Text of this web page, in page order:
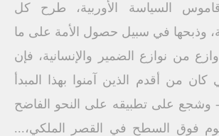
السياسة الأوربية، طرح كل
وذبحها في سبيل حصول الأمة على ما
من نوازع الضمير والإنسانية، فإن
كان من أقدم الذين آمنوا بهذا المبدأ
وشجع على تطبيقه على النحو الفاضح
فوق السطح في القصر الملكي،...